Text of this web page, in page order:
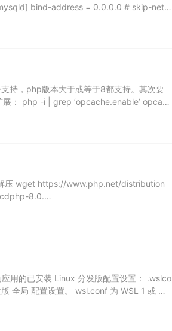
bind-address = 0.0.0.0 # skip-netw
持，php版本大于或等于8都支持。其次要
： php -i | grep ‘opcache.enable’ opcac
压 wget https://www.php.net/distribution
8.0.…
用的已安装 Linux 分发版配置设置： .wslco
全局 配置设置。 wsl.conf 为 WSL 1 或 WS